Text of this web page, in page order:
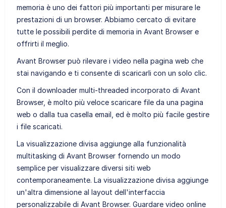
memoria è uno dei fattori più importanti per misurare le
prestazioni di un browser. Abbiamo cercato di evitare
tutte le possibili perdite di memoria in Avant Browser e
offrirti il meglio.
Avant Browser può rilevare i video nella pagina web che
stai navigando e ti consente di scaricarli con un solo clic.
Con il downloader multi-threaded incorporato di Avant
Browser, è molto più veloce scaricare file da una pagina
web o dalla tua casella email, ed è molto più facile gestire
i file scaricati.
La visualizzazione divisa aggiunge alla funzionalità
multitasking di Avant Browser fornendo un modo
semplice per visualizzare diversi siti web
contemporaneamente. La visualizzazione divisa aggiunge
un'altra dimensione al layout dell'interfaccia
personalizzabile di Avant Browser. Guardare video online